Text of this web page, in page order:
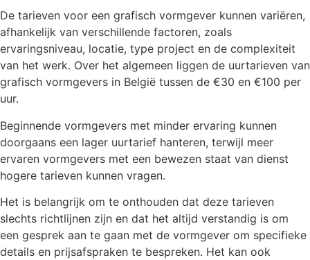
De tarieven voor een grafisch vormgever kunnen variëren,
afhankelijk van verschillende factoren, zoals
ervaringsniveau, locatie, type project en de complexiteit
van het werk. Over het algemeen liggen de uurtarieven van
grafisch vormgevers in België tussen de €30 en €100 per
uur.
Beginnende vormgevers met minder ervaring kunnen
doorgaans een lager uurtarief hanteren, terwijl meer
ervaren vormgevers met een bewezen staat van dienst
hogere tarieven kunnen vragen.
Het is belangrijk om te onthouden dat deze tarieven
slechts richtlijnen zijn en dat het altijd verstandig is om
een gesprek aan te gaan met de vormgever om specifieke
details en prijsafspraken te bespreken. Het kan ook